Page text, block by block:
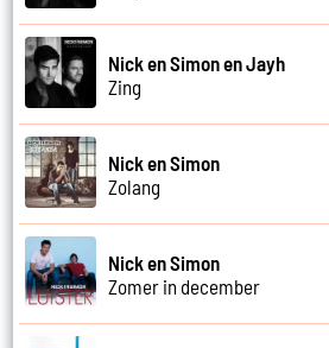
Nick en Simon en Jayh
Zing
Nick en Simon
Zolang
Nick en Simon
Zomer in december